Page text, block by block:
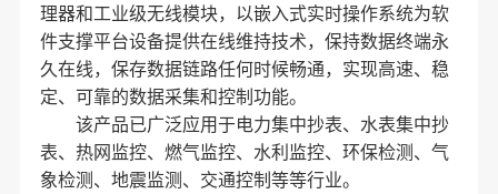
理器和工业级无线模块，以嵌入式实时操作系统为软
件支撑平台设备提供在线维持技术，保持数据终端永
久在线，保存数据链路任何时候畅通，实现高速、稳
定、可靠的数据采集和控制功能。
该产品已广泛应用于电力集中抄表、水表集中抄
表、热网监控、燃气监控、水利监控、环保检测、气
象检测、地震监测、交通控制等等行业。